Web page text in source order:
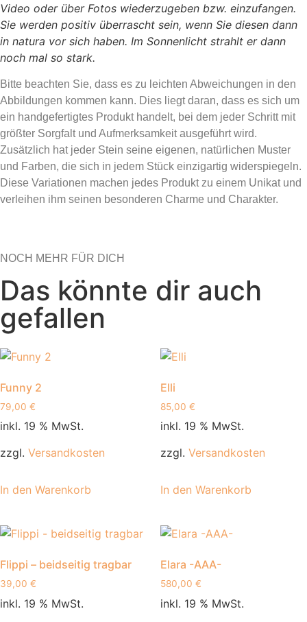
Video oder über Fotos wiederzugeben bzw. einzufangen.
Sie werden positiv überrascht sein, wenn Sie diesen dann
in natura vor sich haben. Im Sonnenlicht strahlt er dann
noch mal so stark.
Bitte beachten Sie, dass es zu leichten Abweichungen in den
Abbildungen kommen kann. Dies liegt daran, dass es sich um
ein handgefertigtes Produkt handelt, bei dem jeder Schritt mit
größter Sorgfalt und Aufmerksamkeit ausgeführt wird.
Zusätzlich hat jeder Stein seine eigenen, natürlichen Muster
und Farben, die sich in jedem Stück einzigartig widerspiegeln.
Diese Variationen machen jedes Produkt zu einem Unikat und
verleihen ihm seinen besonderen Charme und Charakter.
NOCH MEHR FÜR DICH
Das könnte dir auch
gefallen
Funny 2
79,00 €
inkl. 19 % MwSt.
zzgl. Versandkosten
In den Warenkorb
Elli
85,00 €
inkl. 19 % MwSt.
zzgl. Versandkosten
In den Warenkorb
Flippi – beidseitig tragbar
39,00 €
inkl. 19 % MwSt.
Elara -AAA-
580,00 €
inkl. 19 % MwSt.